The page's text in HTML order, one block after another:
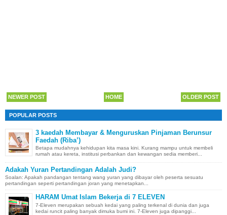
NEWER POST OLDER POST
HOME
POPULAR POSTS
3 kaedah Membayar & Menguruskan Pinjaman Berunsur
Faedah (Riba’)
Betapa mudahnya kehidupan kita masa kini. Kurang mampu untuk membeli
rumah atau kereta, institusi perbankan dan kewangan sedia memberi...
Adakah Yuran Pertandingan Adalah Judi?
Soalan: Apakah pandangan tentang wang yuran yang dibayar oleh peserta sesuatu
pertandingan seperti pertandingan joran yang menetapkan...
HARAM Umat Islam Bekerja di 7 ELEVEN
7-Eleven merupakan sebuah kedai yang paling terkenal di dunia dan juga
kedai runcit paling banyak dimuka bumi ini. 7-Eleven juga dipanggi...